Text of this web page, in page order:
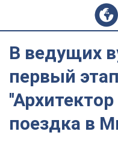
В ведущих
первый
поездка в